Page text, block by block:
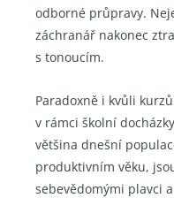
odborné průpravy.
záchranář nakonec
s tonoucím.
Paradoxně i kvůli
v rámci školní
většina dnešní
produktivním věku,
sebevědomými plavci